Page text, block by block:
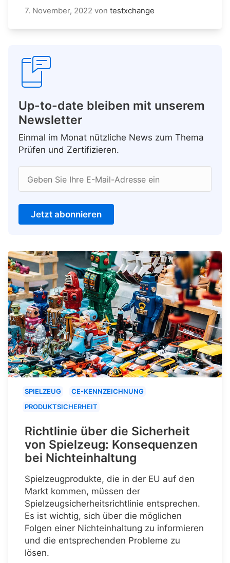
7. November, 2022 von testxchange
Up-to-date bleiben mit unserem
Newsletter
Einmal im Monat nützliche News zum Thema
Prüfen und Zertifizieren.
Geben Sie Ihre E-Mail-Adresse ein
Jetzt abonnieren
SPIELZEUG
CE-KENNZEICHNUNG
PRODUKTSICHERHEIT
Richtlinie über die Sicherheit
von Spielzeug: Konsequenzen
bei Nichteinhaltung
Spielzeugprodukte, die in der EU auf den
Markt kommen, müssen der
Spielzeugsicherheitsrichtlinie entsprechen.
Es ist wichtig, sich über die möglichen
Folgen einer Nichteinhaltung zu informieren
und die entsprechenden Probleme zu
lösen.